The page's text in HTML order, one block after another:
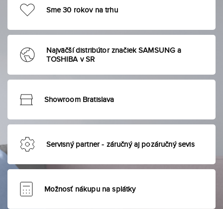
Sme 30 rokov na trhu
Najväčší distribútor značiek SAMSUNG a
TOSHIBA v SR
Showroom Bratislava
Servisný partner - záručný aj pozáručný sevis
Možnosť nákupu na splátky